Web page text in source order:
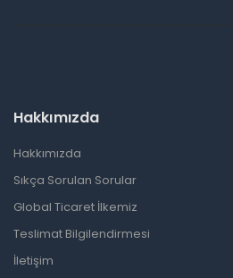
Hakkımızda
Hakkımızda
Sıkça Sorulan Sorular
Global Ticaret İlkemiz
Teslimat Bilgilendirmesi
İletişim